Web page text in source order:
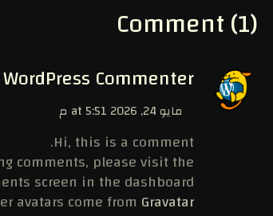
Comment (1)
Commenter
مايو 24, 2026 at 5:51 م
Hi, this is a comment.
comments, please visit the
screen in the dashboard.
avatars come from Gravatar